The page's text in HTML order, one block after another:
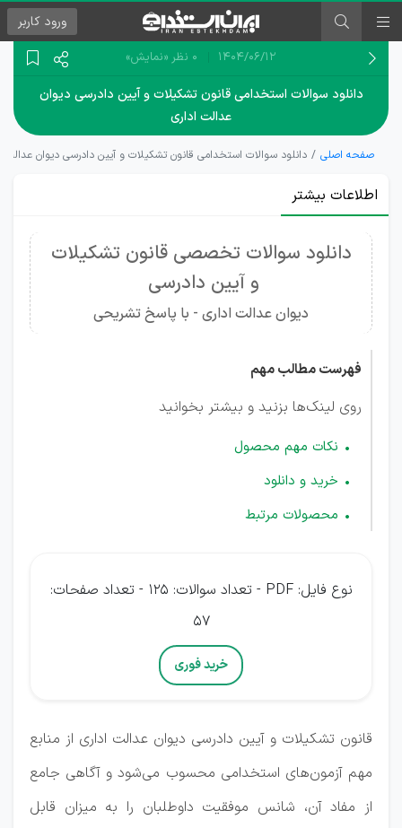
ورود کاربر
۱۴۰۴/۰۶/۱۲ 0 نظر «نمایش»
دانلود سوالات استخدامی قانون تشکیلات و آیین دادرسی دیوان
عدالت اداری
صفحه اصلی دانلود سوالات استخدامی قانون تشکیلات و آیین دادرسی دیوان عدالت
اطلاعات بیشتر
دانلود سوالات تخصصی قانون تشکیلات
و آیین دادرسی
دیوان عدالت اداری - با پاسخ تشریحی
فهرست مطالب مهم
روی لینک‌ها بزنید و بیشتر بخوانید
نکات مهم محصول
خرید و دانلود
محصولات مرتبط
نوع فایل: PDF - تعداد سوالات: 125 - تعداد صفحات:
57
خرید فوری
قانون تشکیلات و آیین دادرسی دیوان عدالت اداری از منابع
مهم آزمون‌های استخدامی محسوب می‌شود و آگاهی جامع
از مفاد آن، شانس موفقیت داوطلبان را به میزان قابل